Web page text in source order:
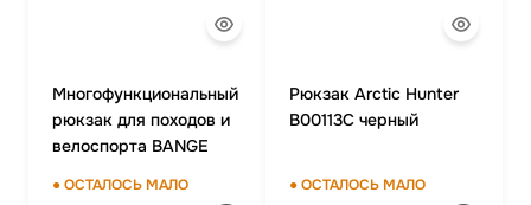
Многофункциональный
рюкзак для походов и
велоспорта BANGE
● ОСТАЛОСЬ МАЛО
Рюкзак Arctic Hunter
B00113C черный
● ОСТАЛОСЬ МАЛО